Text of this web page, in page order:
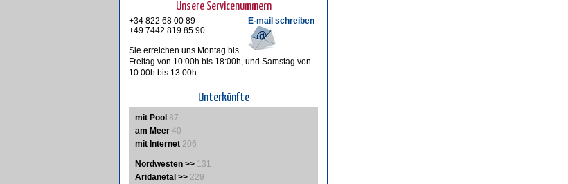
Unsere Servicenummern
E-mail schreiben
+34 822 68 00 89
+49 7442 819 85 90
Sie erreichen uns Montag bis
Freitag von 10:00h bis 18:00h, und Samstag von
10:00h bis 13:00h.
Unterkünfte
mit Pool 87
am Meer 40
mit Internet 206
Nordwesten >> 131
Aridanetal >> 229